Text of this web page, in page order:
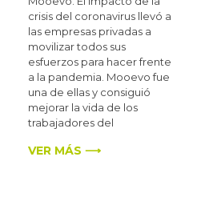
crisis del coronavirus llevó a
las empresas privadas a
movilizar todos sus
esfuerzos para hacer frente
a la pandemia. Mooevo fue
una de ellas y consiguió
mejorar la vida de los
trabajadores del
VER MÁS ⟶